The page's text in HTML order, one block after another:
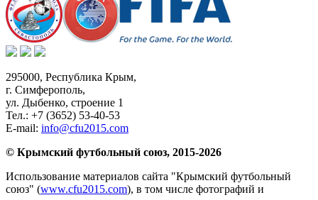
295000, Республика Крым,
г. Симферополь,
ул. Дыбенко, строение 1
Тел.: +7 (3652) 53-40-53
E-mail: info@cfu2015.com
© Крымский футбольный союз, 2015-2026
Использование материалов сайта "Крымский футбольный
союз" (www.cfu2015.com), в том числе фотографий и